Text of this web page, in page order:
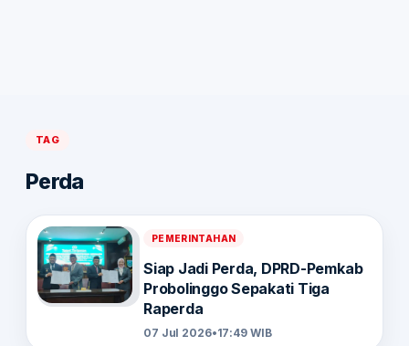
TAG
Perda
PEMERINTAHAN
Siap Jadi Perda, DPRD-Pemkab
Probolinggo Sepakati Tiga
Raperda
07 Jul 2026•17:49 WIB